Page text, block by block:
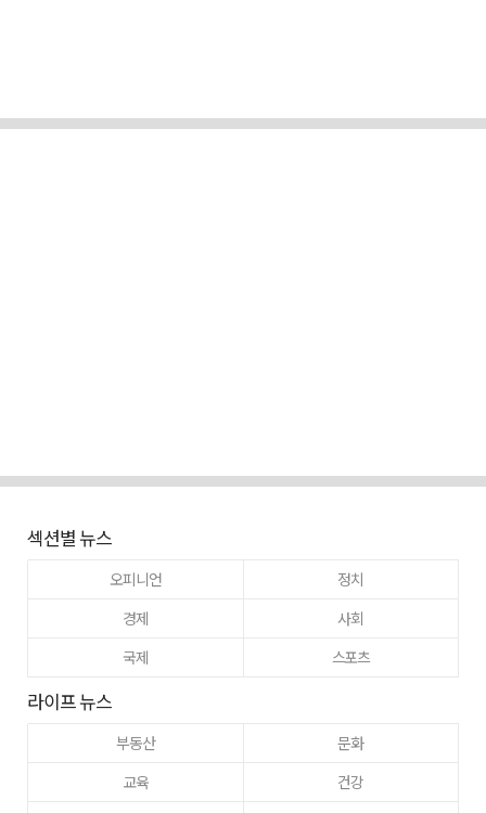
섹션별 뉴스
오피니언
정치
경제
사회
국제
스포츠
라이프 뉴스
부동산
문화
교육
건강